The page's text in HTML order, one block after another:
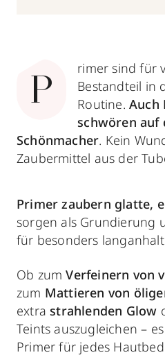
P
rimer sind für
Bestandteil in
Routine.Auch
schwören auf
Schönmacher. Kein
Zaubermittel aus der
Primer zaubern glatte,
sorgen als Grundierung
für besonders
Ob zumVerfeinern von
zum Mattieren von
extra strahlenden Glow
Teints auszugleichen –
Primer für jedes